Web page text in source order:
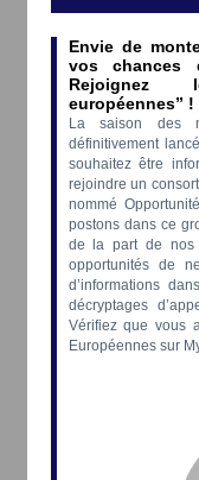
Envie de
vos chances
Rejoignez
européennes” !
La saison des
définitivement
souhaitez être
rejoindre un
nommé
postons dans ce
de la part de nos
opportunités de
d’informations
décryptages
Vérifiez que vous
Européennes sur